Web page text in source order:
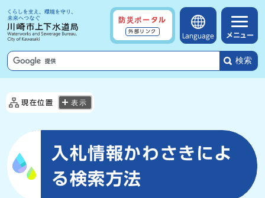
防災ポータル
外部リンク
Language メニュー
検索
現在位置 表示
入札情報かわさきによ
る検索方法